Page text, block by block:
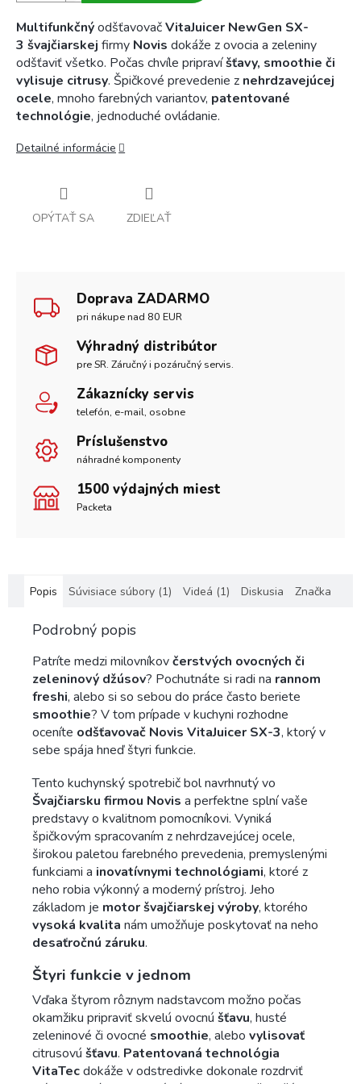
MultifunkčnýodšťavovačVitaJuicer NewGen SX-
3 švajčiarskej firmy Novis dokáže z ovocia a zeleniny
odšťaviť všetko. Počas chvíle pripravíšťavy, smoothie či
vylisuje citrusy. Špičkové prevedenie z nehrdzavejúcej
ocele, mnoho farebných variantov, patentované
technológie, jednoduché ovládanie.
Detailné informácie
OPÝTAŤ SA ZDIEĽAŤ
Doprava ZADARMO
pri nákupe nad 80 EUR
Výhradný distribútor
pre SR. Záručný i pozáručný servis.
Zákaznícky servis
telefón, e-mail, osobne
Príslušenstvo
náhradné komponenty
1500 výdajných miest
Packeta
Popis Súvisiace súbory (1) Videá (1) Diskusia Značka
Podrobný popis
Patríte medzi milovníkovčerstvých ovocných či
zeleninový džúsov? Pochutnáte si radi na rannom
freshi, alebo si so sebou do práce často beriete
smoothie? V tom prípade v kuchyni rozhodne
oceníte odšťavovač Novis VitaJuicer SX-3, ktorý v
sebe spája hneď štyri funkcie.
Tento kuchynský spotrebič bol navrhnutý vo
Švajčiarsku firmou Novis a perfektne splní vaše
predstavy o kvalitnom pomocníkovi. Vyniká
špičkovým spracovaním z nehrdzavejúcej ocele,
širokou paletou farebného prevedenia, premyslenými
funkciami a inovatívnymi technológiami, ktoré z
neho robia výkonný a moderný prístroj. Jeho
základom je motor švajčiarskej výroby, ktorého
vysoká kvalita nám umožňuje poskytovať na neho
desaťročnú záruku.
Štyri funkcie v jednom
Vďaka štyrom rôznym nadstavcom možno počas
okamžiku pripraviť skvelú ovocnú šťavu, husté
zeleninové či ovocné smoothie, alebo vylisovať
citrusovú šťavu. Patentovaná technológia
VitaTecdokáže v odstredivke dokonale rozdrviť